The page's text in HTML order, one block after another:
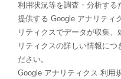
利用状況等を調査・分析する
提供する Google アナリティ
リティクスでデータが収集
リティクスの詳しい情報につ
ださい。
Google アナリティクス 利用